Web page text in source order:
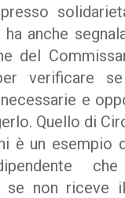
ha anche
del
verificare
e
Quello di
è un esempio
se non riceve